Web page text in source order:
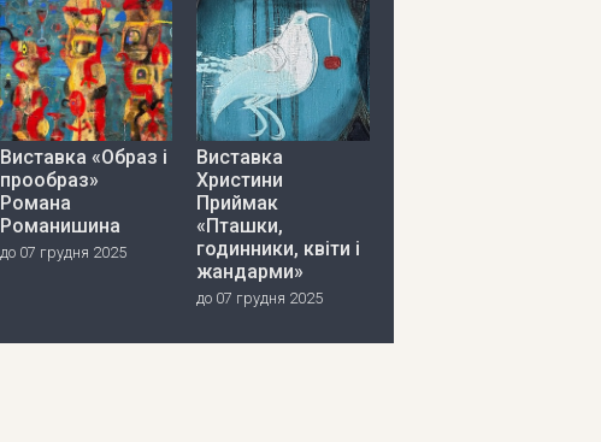
Виставка «Образ і
прообраз»
Романа
Романишина
до 07 грудня 2025
Виставка
Христини
Приймак
«Пташки,
годинники, квіти і
жандарми»
до 07 грудня 2025